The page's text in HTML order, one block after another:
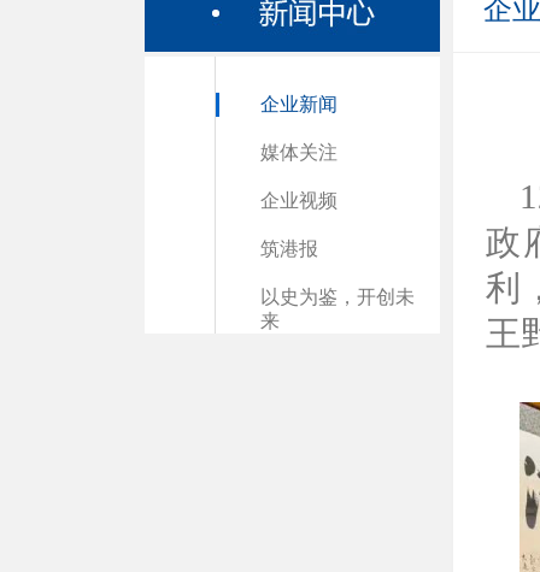
企业新闻
媒体关注
企业视频
筑港报
以史为鉴，开创未
来
企
政
利
王